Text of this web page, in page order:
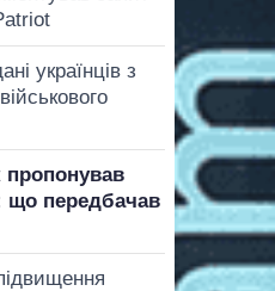
українців з
що передбачав